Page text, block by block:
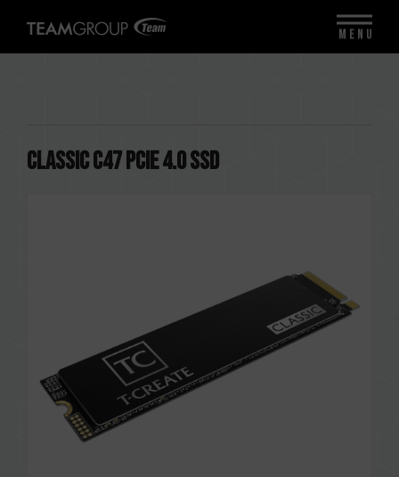
CLASSIC C47 PCIe 4.0 SSD
MENU